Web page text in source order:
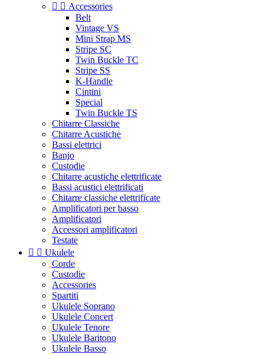
  Accessories
Belt
Vintage VS
Mini Strap MS
Stripe SC
Twin Buckle TC
Stripe SS
K-Handle
Cintini
Special
Twin Buckle TS
Chitarre Classiche
Chitarre Acustiche
Bassi elettrici
Banjo
Custodie
Chitarre acustiche elettrificate
Bassi acustici elettrificati
Chitarre classiche elettrificate
Amplificatori per basso
Amplificatori
Accessori amplificatori
Testate
  Ukulele
Corde
Custodie
Accessories
Spartiti
Ukulele Soprano
Ukulele Concert
Ukulele Tenore
Ukulele Baritono
Ukulele Basso